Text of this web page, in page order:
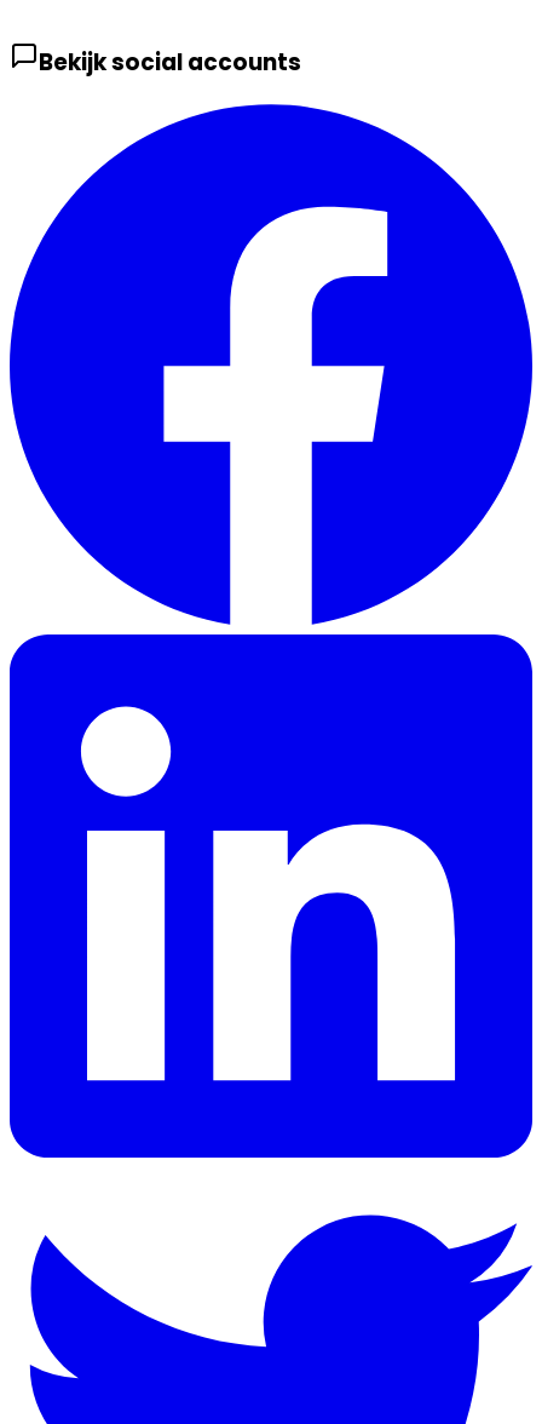
Bekijk social accounts